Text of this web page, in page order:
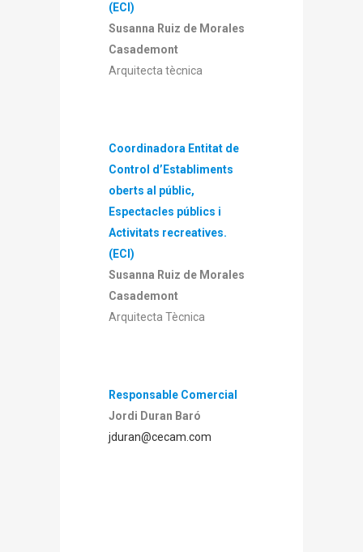
(ECI)
Susanna Ruiz de Morales
Casademont
Arquitecta tècnica
Coordinadora Entitat de
Control d’Establiments
oberts al públic,
Espectacles públics i
Activitats recreatives.
(ECI)
Susanna Ruiz de Morales
Casademont
Arquitecta Tècnica
Responsable Comercial
Jordi Duran Baró
jduran@cecam.com